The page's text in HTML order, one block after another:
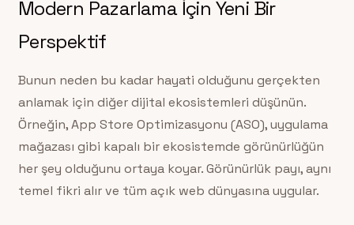
Modern Pazarlama İçin Yeni Bir
Perspektif
Bunun neden bu kadar hayati olduğunu gerçekten
anlamak için diğer dijital ekosistemleri düşünün.
Örneğin, App Store Optimizasyonu (ASO), uygulama
mağazası gibi kapalı bir ekosistemde görünürlüğün
her şey olduğunu ortaya koyar. Görünürlük payı, aynı
temel fikri alır ve tüm açık web dünyasına uygular.